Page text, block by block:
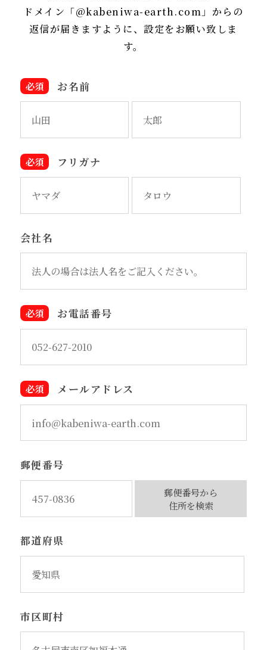
ドメイン「@kabeniwa-earth.com」からの
返信が届きますように、設定をお願い致しま
す。
お名前
フリガナ
会社名
お電話番号
メールアドレス
郵便番号
都道府県
市区町村